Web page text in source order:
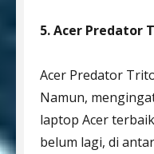
5. Acer Predator
Acer Predator
Namun,
laptop Acer
belum lagi, di